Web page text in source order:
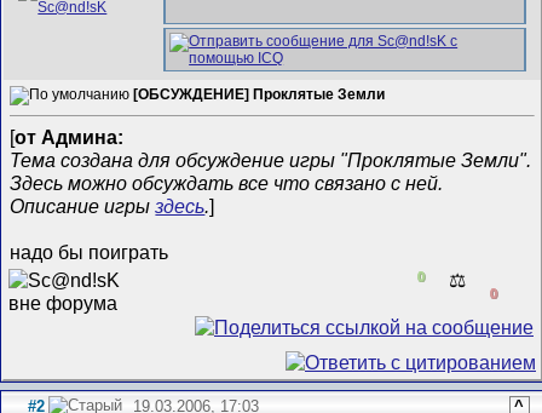
[ОБСУЖДЕНИЕ] Проклятые Земли
[от Админа:
Тема создана для обсуждение игры "Проклятые Земли".
Здесь можно обсуждать все что связано с ней.
Описание игрыздесь.]
надо бы поиграть
0 ⚖️
0
#2 19.03.2006, 17:03 ^